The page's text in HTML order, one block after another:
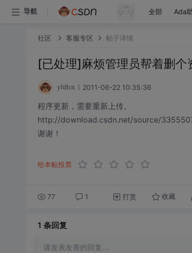
导航 全部 Ada
社区 客服专区 帖子详情
[已处理]麻烦管理员帮着删个
yfdlcn 2011-06-22 10:35:36
程序更新，需要重新上传。
http://download.csdn.net/source/
谢谢！
给本帖投票
77 1 打赏 收藏
1 条回复
请发表友善的回复…